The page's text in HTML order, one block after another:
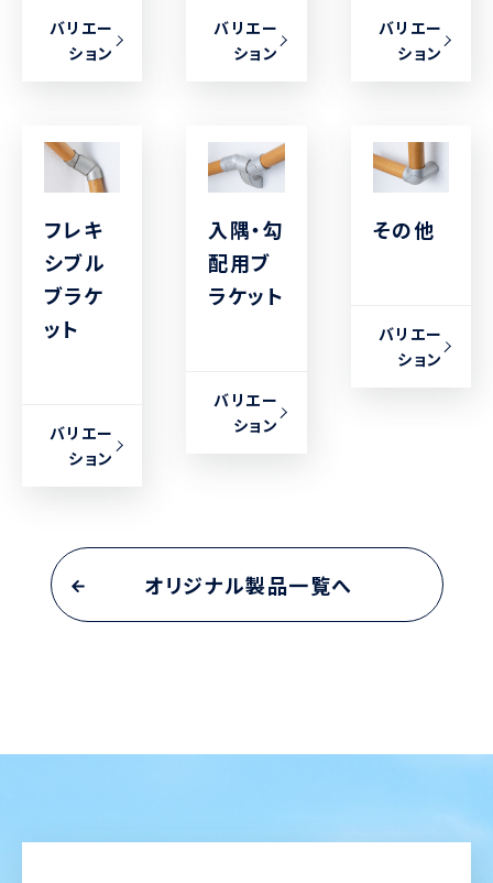
バリエー
ション
バリエー
ション
バリエー
ション
フレキ
シブル
ブラケ
ット
バリエー
ション
入隅・勾
配用ブ
ラケット
バリエー
ション
その他
バリエー
ション
オリジナル製品一覧へ